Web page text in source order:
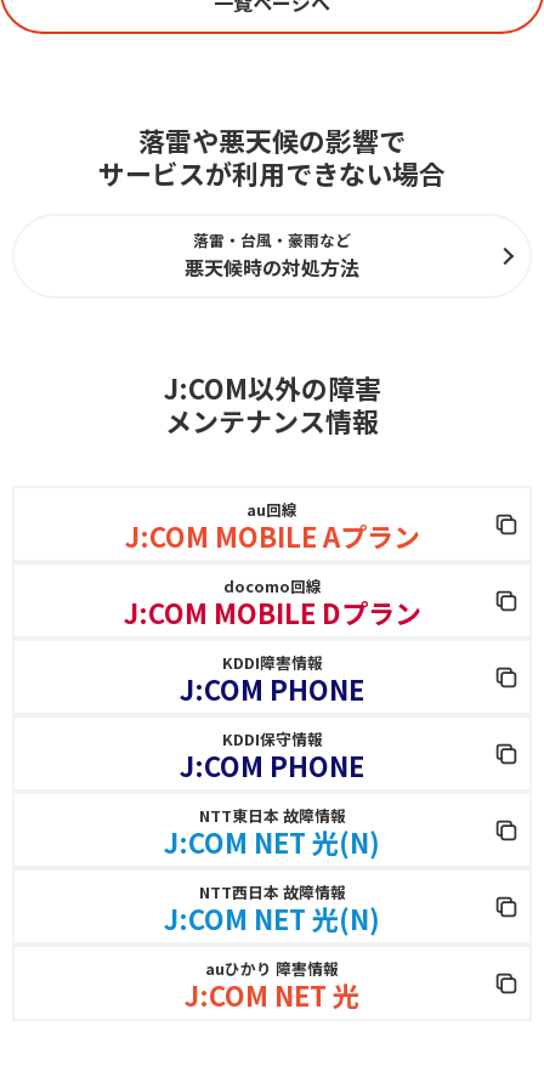
落雷や悪天候の影響で
サービスが利用できない場合
落雷・台風・豪雨など
悪天候時の対処方法
J:COM以外の障害
メンテナンス情報
au回線
J:COM MOBILE Aプラン
docomo回線
J:COM MOBILE Dプラン
KDDI障害情報
J:COM PHONE
KDDI保守情報
J:COM PHONE
NTT東日本 故障情報
J:COM NET 光(N)
NTT西日本 故障情報
J:COM NET 光(N)
auひかり 障害情報
J:COM NET 光